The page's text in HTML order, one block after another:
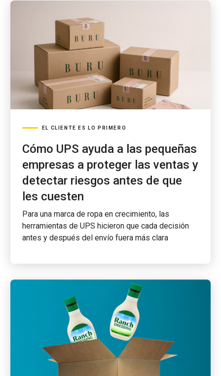
EL CLIENTE ES LO PRIMERO
Cómo UPS ayuda a las pequeñas
empresas a proteger las ventas y
detectar riesgos antes de que
les cuesten
Para una marca de ropa en crecimiento, las
herramientas de UPS hicieron que cada decisión
antes y después del envío fuera más clara